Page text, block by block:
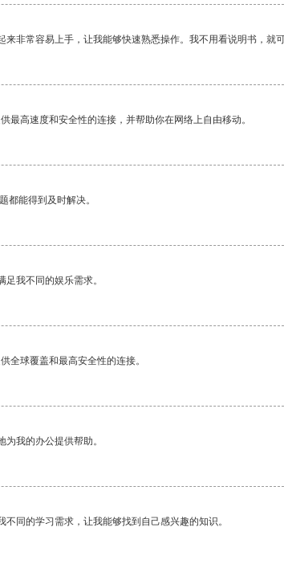
非常容易上手，让我能够快速熟悉操作。我不用看说明书，就
最高速度和安全性的连接，并帮助你在网络上自由移动。
都能得到及时解决。
我不同的娱乐需求。
全球覆盖和最高安全性的连接。
我的办公提供帮助。
同的学习需求，让我能够找到自己感兴趣的知识。